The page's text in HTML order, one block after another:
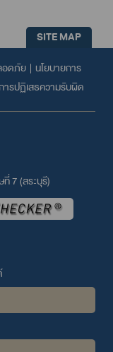
SITE MAP
อดภัย| นโยบายการ
ารปฏิเสธความรับผิด
7 (สระบุรี)